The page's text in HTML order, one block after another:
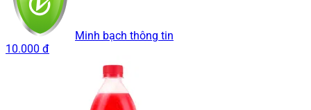
Minh bạch thông tin
10.000 đ